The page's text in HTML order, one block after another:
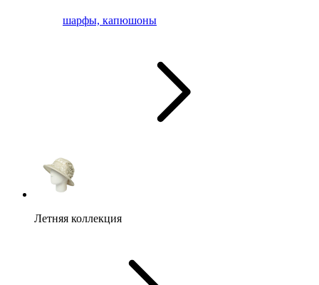
шарфы, капюшоны
Летняя коллекция